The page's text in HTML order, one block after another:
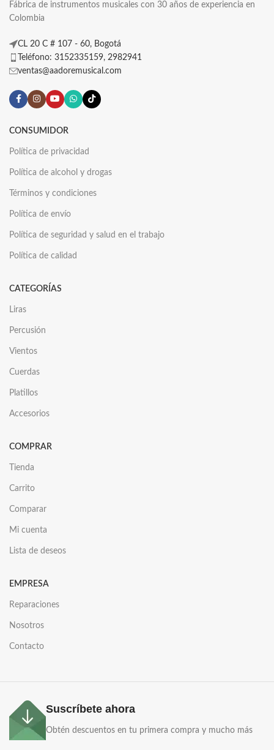
Fábrica de instrumentos musicales con 30 años de experiencia en
Colombia
CL 20 C # 107 - 60, Bogotá
Teléfono: 3152335159, 2982941
ventas@aadoremusical.com
CONSUMIDOR
Política de privacidad
Política de alcohol y drogas
Términos y condiciones
Política de envío
Política de seguridad y salud en el trabajo
Política de calidad
CATEGORÍAS
Liras
Percusión
Vientos
Cuerdas
Platillos
Accesorios
COMPRAR
Tienda
Carrito
Comparar
Mi cuenta
Lista de deseos
EMPRESA
Reparaciones
Nosotros
Contacto
Suscríbete ahora
Obtén descuentos en tu primera compra y mucho más